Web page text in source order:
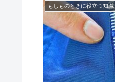
もしものときに役立つ知識